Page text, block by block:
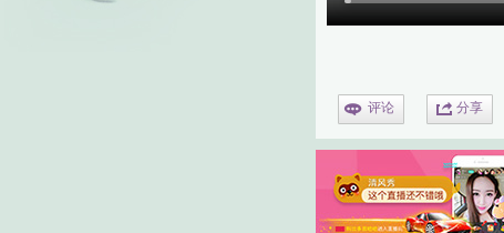
评论 分享